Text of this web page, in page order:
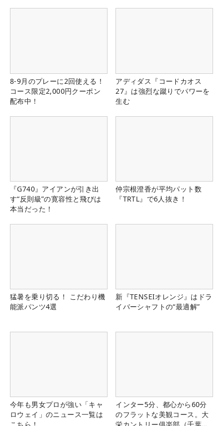
8-9月のプレーに2回使える！
コース限定2,000円クーポン
配布中！
アディダス『コードカオス
27』は強烈な蹴りでパワーを
生む
『G740』アイアンが引き出
す“反則級”の寛容性と飛びは
本当だった！
仲宗根澄香が平均パット数
『TRTL』で6人抜き！
猛暑を乗り切る！ こだわり機
能派パンツ4選
新『TENSEIオレンジ』はドラ
イバーシャフトの“最適解”
今年も男女プロが強い「キャ
ロウェイ」のニュース一覧は
インター5分、都心から60分
のフラットな美観コース。大